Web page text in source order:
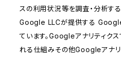
スの利用状況等を調査・分析す
Google LLCが提供する Google
ています。Googleアナリティク
れる仕組みその他Googleアナリ